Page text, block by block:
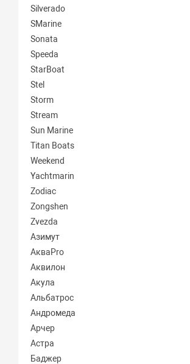
Silverado
SMarine
Sonata
Speeda
StarBoat
Stel
Storm
Stream
Sun Marine
Titan Boats
Weekend
Yachtmarin
Zodiac
Zongshen
Zvezda
Азимут
АкваPro
Аквилон
Акула
Альбатрос
Андромеда
Арчер
Астра
Баджер